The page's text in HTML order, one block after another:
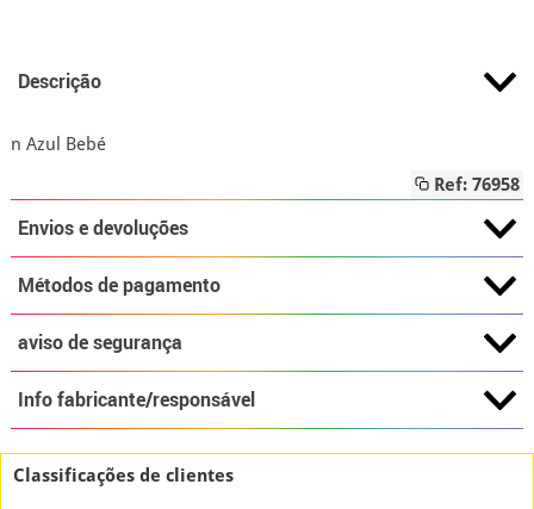
Descrição
n Azul Bebé
Ref: 76958
Envios e devoluções
Métodos de pagamento
aviso de segurança
Info fabricante/responsável
Classificações de clientes